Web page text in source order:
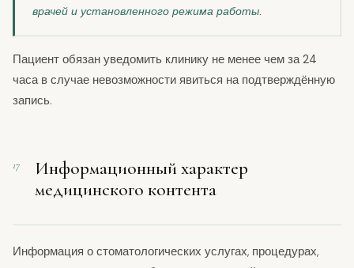
врачей и установленного режима работы.
Пациент обязан уведомить клинику не менее чем за24
часав случае невозможности явиться на подтверждённую
запись.
17
Информационный характер
медицинского контента
Информация о стоматологических услугах, процедурах,